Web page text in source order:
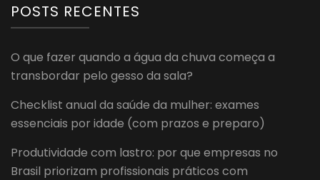
POSTS RECENTES
O que fazer quando a água da chuva começa a
transbordar pelo gesso da sala?
Checklist anual da saúde da mulher: exames
essenciais por idade (com prazos e preparo)
Produtividade com lastro: por que empresas no
Brasil priorizam profissionais práticos com